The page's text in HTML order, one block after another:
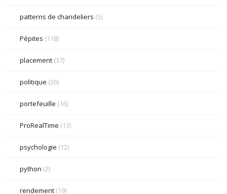
patterns de chandeliers (5)
Pépites (118)
placement (37)
politique (26)
portefeuille (16)
ProRealTime (13)
psychologie (12)
python (2)
rendement (19)